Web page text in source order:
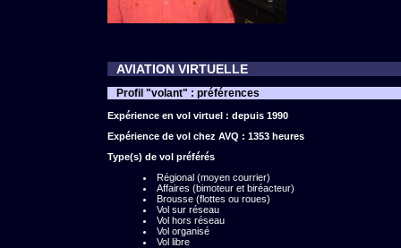
AVIATION VIRTUELLE
Profil "volant" : préférences
Expérience en vol virtuel : depuis 1990
Expérience de vol chez AVQ : 1353 heures
Type(s) de vol préférés
Régional (moyen courrier)
Affaires (bimoteur et biréacteur)
Brousse (flottes ou roues)
Vol sur réseau
Vol hors réseau
Vol organisé
Vol libre